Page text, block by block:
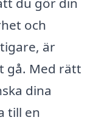
och
är
gå. Med rätt
dina
till en